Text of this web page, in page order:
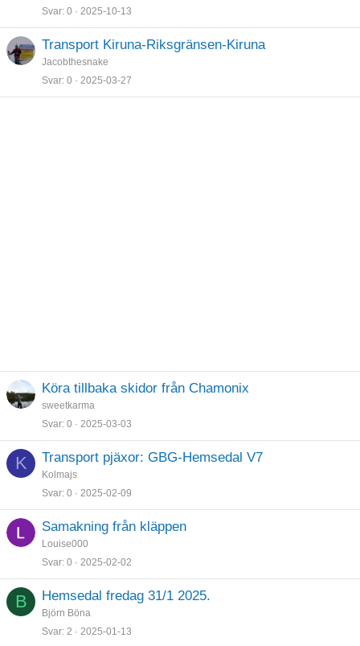
Svar 0 2025-10-13
Transport Kiruna-Riksgränsen-Kiruna
Jacobthesnake
Svar 0 2025-03-27
Köra tillbaka skidor från Chamonix
sweetkarma
Svar 0 2025-03-03
K Transport pjäxor: GBG-Hemsedal V7
Kolmajs
Svar 0 2025-02-09
Samakning från kläppen
Louise000
Svar 0 2025-02-02
B Hemsedal fredag 31/1 2025.
Björn Böna
Svar 2 2025-01-13